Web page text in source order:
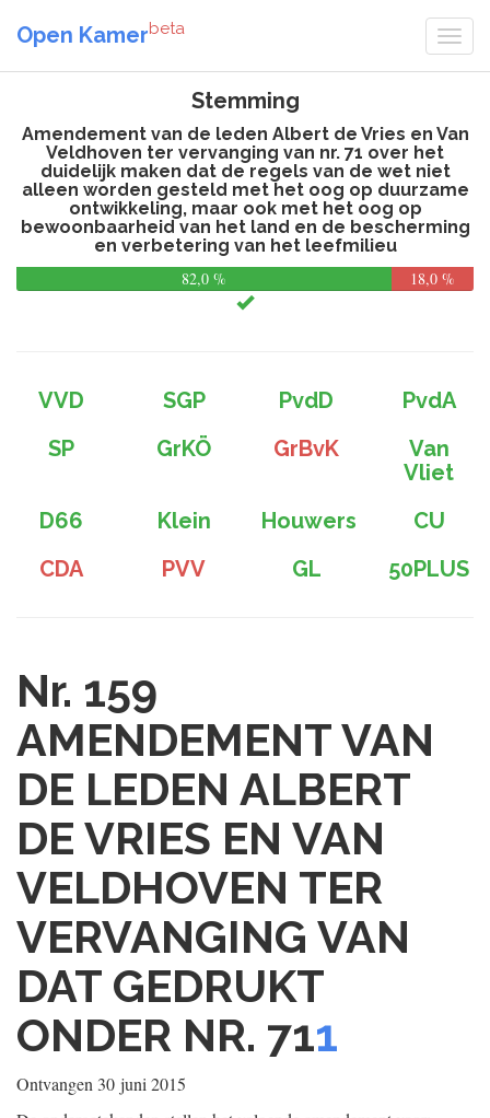
Open Kamerbeta
Stemming
Amendement van de leden Albert de Vries en Van
Veldhoven ter vervanging van nr. 71 over het
duidelijk maken dat de regels van de wet niet
alleen worden gesteld met het oog op duurzame
ontwikkeling, maar ook met het oog op
bewoonbaarheid van het land en de bescherming
en verbetering van het leefmilieu
82,0 %
18,0 %
VVD SGP PvdD
PvdA
SP
GrKÖ GrBvK
Van
Vliet
D66
Klein Houwers
CU
CDA
PVV GL 50PLUS
Nr. 159
AMENDEMENT VAN
DE LEDEN ALBERT
DE VRIES EN VAN
VELDHOVEN TER
VERVANGING VAN
DAT GEDRUKT
ONDER NR. 711
Ontvangen 30 juni 2015